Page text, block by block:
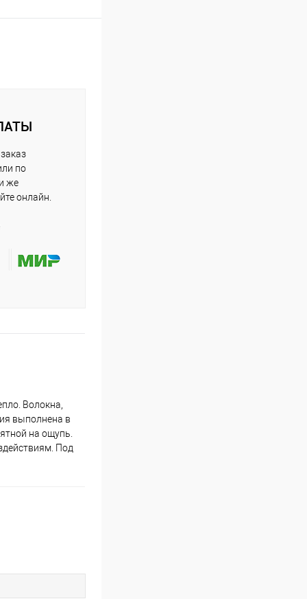
по
же
онлайн.
Волокна,
выполнена в
на ощупь.
Под